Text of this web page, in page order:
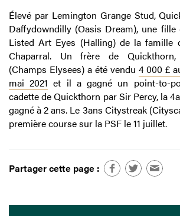
Élevé par Lemington Grange Stud,
Daffydowndilly (Oasis Dream), une fille
Listed Art Eyes (Halling) de la famille
Chaparral. Un frère de
(Champs Elysees) a été vendu 4 000 £
mai 2021 et il a gagné un point-to-
cadette de Quickthorn par Sir Percy, la
gagné à 2 ans. Le 3ans Citystreak
première course sur la PSF le 11 juillet.
Partager cette page :